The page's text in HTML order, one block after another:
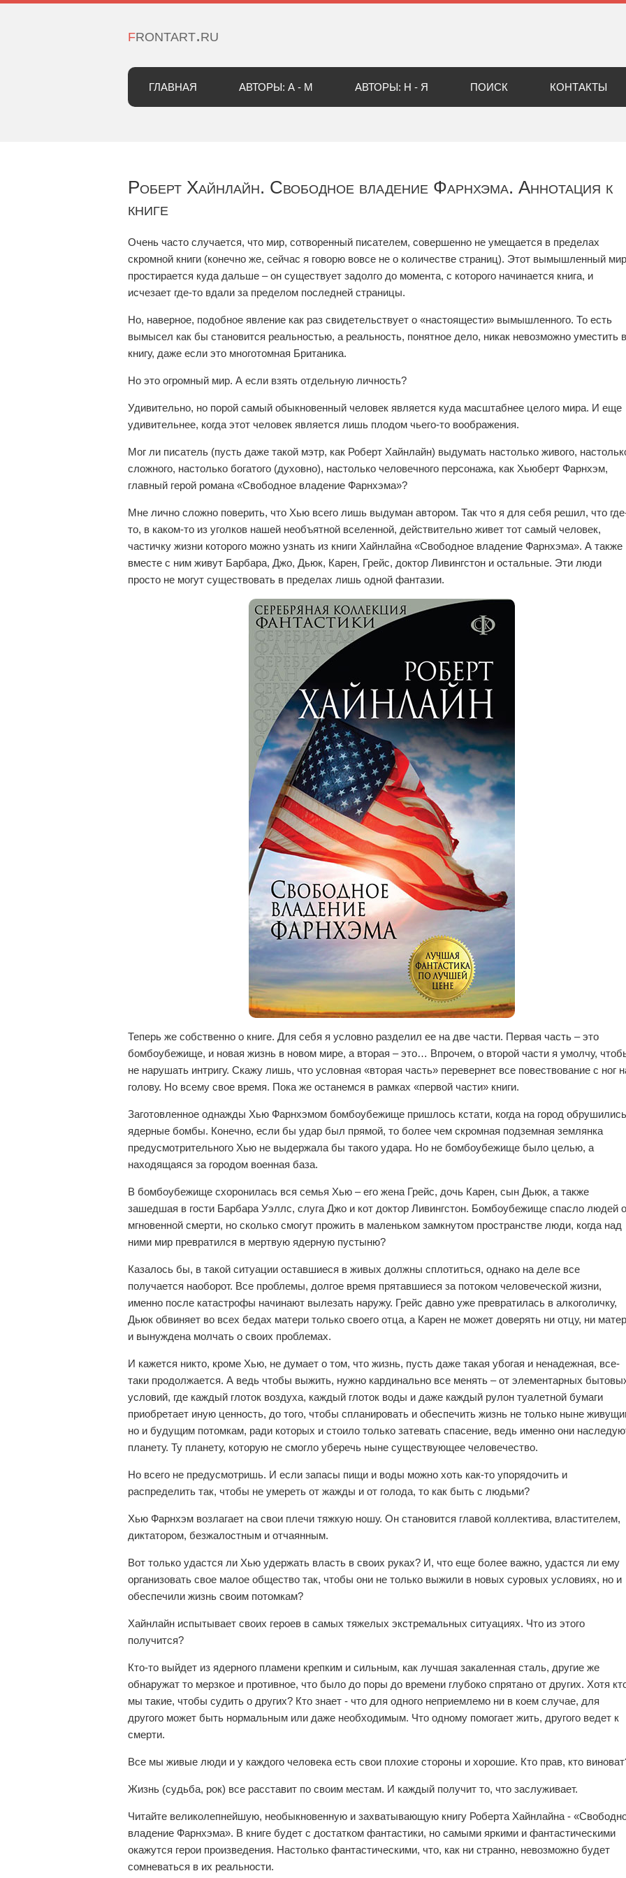
frontart.ru
ГЛАВНАЯ АВТОРЫ: А - М АВТОРЫ: Н - Я ПОИСК КОНТАКТЫ
Роберт Хайнлайн. Свободное владение Фарнхэма. Аннотация к
книге
Очень часто случается, что мир, сотворенный писателем, совершенно не умещается в пределах
скромной книги (конечно же, сейчас я говорю вовсе не о количестве страниц). Этот вымышленный мир
простирается куда дальше – он существует задолго до момента, с которого начинается книга, и
исчезает где-то вдали за пределом последней страницы.
Но, наверное, подобное явление как раз свидетельствует о «настоящести» вымышленного. То есть
вымысел как бы становится реальностью, а реальность, понятное дело, никак невозможно уместить в
книгу, даже если это многотомная Британика.
Но это огромный мир. А если взять отдельную личность?
Удивительно, но порой самый обыкновенный человек является куда масштабнее целого мира. И еще
удивительнее, когда этот человек является лишь плодом чьего-то воображения.
Мог ли писатель (пусть даже такой мэтр, как Роберт Хайнлайн) выдумать настолько живого,
сложного, настолько богатого (духовно), настолько человечного персонажа, как Хьюберт Фарнхэм,
главный герой романа «Свободное владение Фарнхэма»?
Мне лично сложно поверить, что Хью всего лишь выдуман автором. Так что я для себя решил, что
то, в каком-то из уголков нашей необъятной вселенной, действительно живет тот самый человек,
частичку жизни которого можно узнать из книги Хайнлайна «Свободное владение Фарнхэма». А также
вместе с ним живут Барбара, Джо, Дьюк, Карен, Грейс, доктор Ливингстон и остальные. Эти люди
просто не могут существовать в пределах лишь одной фантазии.
Теперь же собственно о книге. Для себя я условно разделил ее на две части. Первая часть – это
бомбоубежище, и новая жизнь в новом мире, а вторая – это… Впрочем, о второй части я умолчу,
не нарушать интригу. Скажу лишь, что условная «вторая часть» перевернет все повествование с ног
голову. Но всему свое время. Пока же останемся в рамках «первой части» книги.
Заготовленное однажды Хью Фарнхэмом бомбоубежище пришлось кстати, когда на город обрушились
ядерные бомбы. Конечно, если бы удар был прямой, то более чем скромная подземная землянка
предусмотрительного Хью не выдержала бы такого удара. Но не бомбоубежище было целью, а
находящаяся за городом военная база.
В бомбоубежище схоронилась вся семья Хью – его жена Грейс, дочь Карен, сын Дьюк, а также
зашедшая в гости Барбара Уэллс, слуга Джо и кот доктор Ливингстон. Бомбоубежище спасло людей
мгновенной смерти, но сколько смогут прожить в маленьком замкнутом пространстве люди, когда над
ними мир превратился в мертвую ядерную пустыню?
Казалось бы, в такой ситуации оставшиеся в живых должны сплотиться, однако на деле все
получается наоборот. Все проблемы, долгое время прятавшиеся за потоком человеческой жизни,
именно после катастрофы начинают вылезать наружу. Грейс давно уже превратилась в алкоголичку,
Дьюк обвиняет во всех бедах матери только своего отца, а Карен не может доверять ни отцу, ни
и вынуждена молчать о своих проблемах.
И кажется никто, кроме Хью, не думает о том, что жизнь, пусть даже такая убогая и ненадежная, все-
таки продолжается. А ведь чтобы выжить, нужно кардинально все менять – от элементарных
условий, где каждый глоток воздуха, каждый глоток воды и даже каждый рулон туалетной бумаги
приобретает иную ценность, до того, чтобы спланировать и обеспечить жизнь не только ныне
но и будущим потомкам, ради которых и стоило только затевать спасение, ведь именно они
планету. Ту планету, которую не смогло уберечь ныне существующее человечество.
Но всего не предусмотришь. И если запасы пищи и воды можно хоть как-то упорядочить и
распределить так, чтобы не умереть от жажды и от голода, то как быть с людьми?
Хью Фарнхэм возлагает на свои плечи тяжкую ношу. Он становится главой коллектива, властителем,
диктатором, безжалостным и отчаянным.
Вот только удастся ли Хью удержать власть в своих руках? И, что еще более важно, удастся ли ему
организовать свое малое общество так, чтобы они не только выжили в новых суровых условиях, но и
обеспечили жизнь своим потомкам?
Хайнлайн испытывает своих героев в самых тяжелых экстремальных ситуациях. Что из этого
получится?
Кто-то выйдет из ядерного пламени крепким и сильным, как лучшая закаленная сталь, другие же
обнаружат то мерзкое и противное, что было до поры до времени глубоко спрятано от других. Хотя
мы такие, чтобы судить о других? Кто знает - что для одного неприемлемо ни в коем случае, для
другого может быть нормальным или даже необходимым. Что одному помогает жить, другого ведет к
смерти.
Все мы живые люди и у каждого человека есть свои плохие стороны и хорошие. Кто прав, кто
Жизнь (судьба, рок) все расставит по своим местам. И каждый получит то, что заслуживает.
Читайте великолепнейшую, необыкновенную и захватывающую книгу Роберта Хайнлайна -
владение Фарнхэма». В книге будет с достатком фантастики, но самыми яркими и фантастическими
окажутся герои произведения. Настолько фантастическими, что, как ни странно, невозможно будет
сомневаться в их реальности.